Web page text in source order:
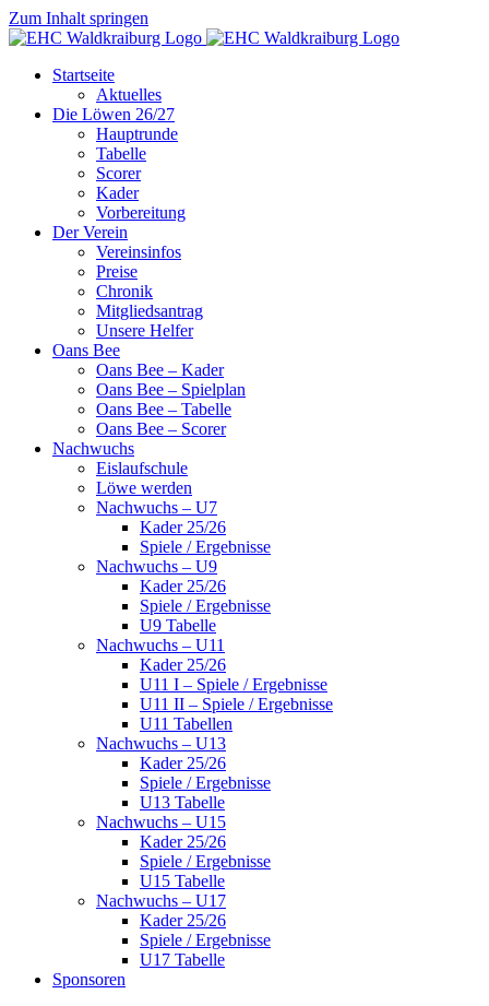
Zum Inhalt springen
Startseite
Aktuelles
Die Löwen 26/27
Hauptrunde
Tabelle
Scorer
Kader
Vorbereitung
Der Verein
Vereinsinfos
Preise
Chronik
Mitgliedsantrag
Unsere Helfer
Oans Bee
Oans Bee – Kader
Oans Bee – Spielplan
Oans Bee – Tabelle
Oans Bee – Scorer
Nachwuchs
Eislaufschule
Löwe werden
Nachwuchs – U7
Kader 25/26
Spiele / Ergebnisse
Nachwuchs – U9
Kader 25/26
Spiele / Ergebnisse
U9 Tabelle
Nachwuchs – U11
Kader 25/26
U11 I – Spiele / Ergebnisse
U11 II – Spiele / Ergebnisse
U11 Tabellen
Nachwuchs – U13
Kader 25/26
Spiele / Ergebnisse
U13 Tabelle
Nachwuchs – U15
Kader 25/26
Spiele / Ergebnisse
U15 Tabelle
Nachwuchs – U17
Kader 25/26
Spiele / Ergebnisse
U17 Tabelle
Sponsoren